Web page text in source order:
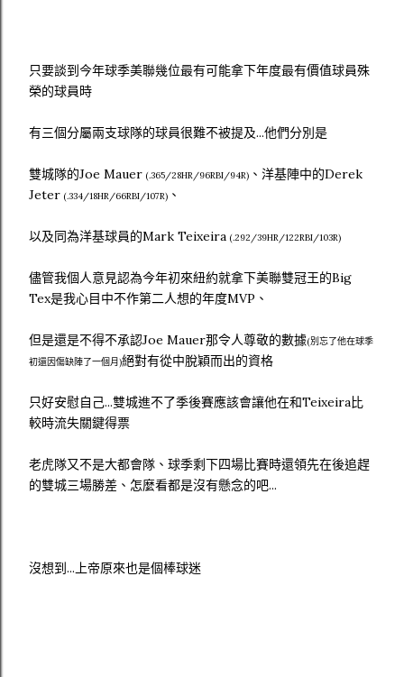
只要談到今年球季美聯幾位最有可能拿下年度最有價值球員殊
榮的球員時
有三個分屬兩支球隊的球員很難不被提及...他們分別是
雙城隊的Joe Mauer (.365/28HR/96RBI/94R) 、洋基陣中的Derek
Jeter (.334/18HR/66RBI/107R) 、
以及同為洋基球員的Mark Teixeira (.292/39HR/122RBI/103R)
儘管我個人意見認為今年初來紐約就拿下美聯雙冠王的Big
Tex是我心目中不作第二人想的年度MVP、
但是還是不得不承認Joe Mauer那令人尊敬的數據(別忘了他在球季
初還因傷缺陣了一個月)絕對有從中脫穎而出的資格
只好安慰自己...雙城進不了季後賽應該會讓他在和Teixeira比
較時流失關鍵得票
老虎隊又不是大都會隊、球季剩下四場比賽時還領先在後追趕
的雙城三場勝差、怎麼看都是沒有懸念的吧...
沒想到...上帝原來也是個棒球迷